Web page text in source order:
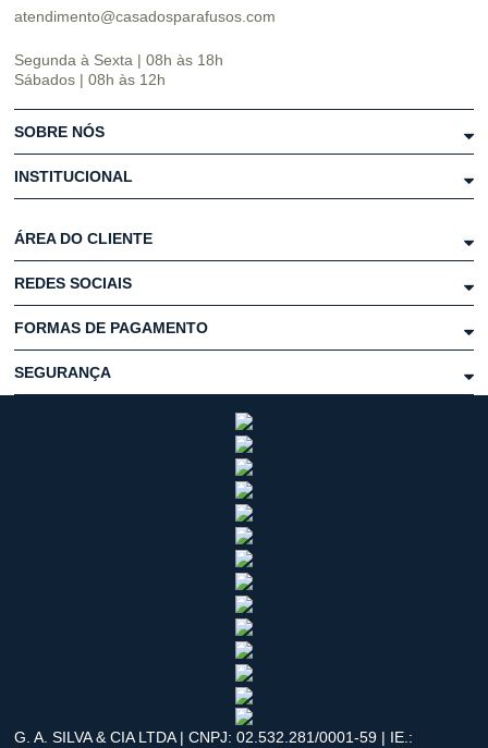
atendimento@casadosparafusos.com
Segunda à Sexta | 08h às 18h
Sábados | 08h às 12h
SOBRE NÓS
INSTITUCIONAL
ÁREA DO CLIENTE
REDES SOCIAIS
FORMAS DE PAGAMENTO
SEGURANÇA
G. A. SILVA & CIA LTDA | CNPJ: 02.532.281/0001-59 | IE.: